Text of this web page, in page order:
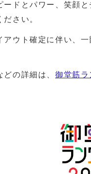
ードとパワー、笑顔
さい。
ウト確定に伴い、
どの詳細は、御堂筋ラ